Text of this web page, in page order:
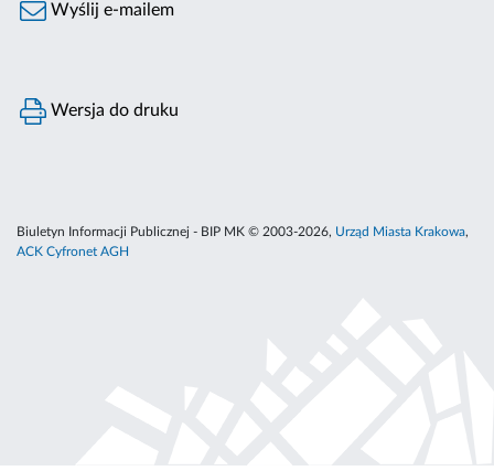
Wyślij e-mailem
Wersja do druku
Biuletyn Informacji Publicznej - BIP MK © 2003-2026, Urząd Miasta Krakowa,
ACK Cyfronet AGH